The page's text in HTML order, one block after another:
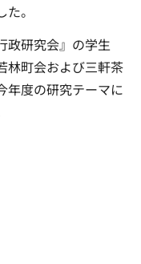
。
政研究会』の学生
林町会および三軒茶
年度の研究テーマに